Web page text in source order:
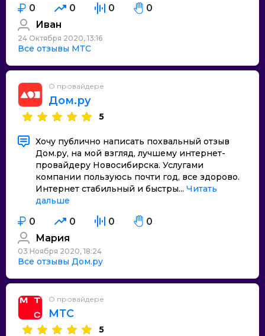
0 0 0
0
Иван
24 Октября 2020, 13:16
Все отзывы МТС
О провайдере
Дом.ру
5
Хочу публично написать похвальный отзыв
Дом.ру, на мой взгляд, лучшему интернет-
провайдеру Новосибирска. Услугами
компании пользуюсь почти год, все здорово.
Интернет стабильный и быстры... Читать
дальше
0 0 0
0
Мария
03 Ноября 2020, 18:24
Все отзывы Дом.ру
О провайдере
МТС
5